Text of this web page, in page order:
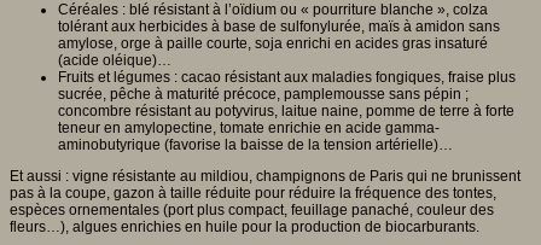
Céréales : blé résistant à l’oïdium ou « pourriture blanche », colza
tolérant aux herbicides à base de sulfonylurée, maïs à amidon sans
amylose, orge à paille courte, soja enrichi en acides gras insaturé
(acide oléique)…
Fruits et légumes : cacao résistant aux maladies fongiques, fraise plus
sucrée, pêche à maturité précoce, pamplemousse sans pépin ;
concombre résistant au potyvirus, laitue naine, pomme de terre à forte
teneur en amylopectine, tomate enrichie en acide gamma-
aminobutyrique (favorise la baisse de la tension artérielle)…
Et aussi : vigne résistante au mildiou, champignons de Paris qui ne brunissent
pas à la coupe, gazon à taille réduite pour réduire la fréquence des tontes,
espèces ornementales (port plus compact, feuillage panaché, couleur des
fleurs…), algues enrichies en huile pour la production de biocarburants.